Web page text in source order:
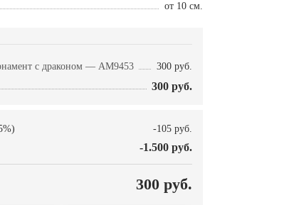
от 10 см.
с драконом — AM9453 300 руб.
300 руб.
-105 руб.
-1.500 руб.
300 руб.